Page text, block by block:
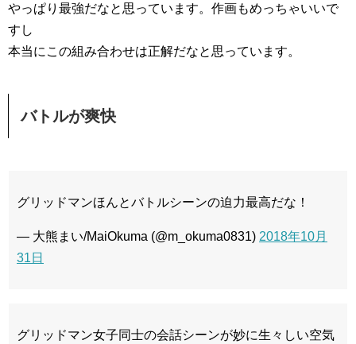
やっぱり最強だなと思っています。作画もめっちゃいいで
すし
本当にこの組み合わせは正解だなと思っています。
バトルが爽快
グリッドマンほんとバトルシーンの迫力最高だな！
— 大熊まい/MaiOkuma (@m_okuma0831) 2018年10月
31日
グリッドマン女子同士の会話シーンが妙に生々しい空気